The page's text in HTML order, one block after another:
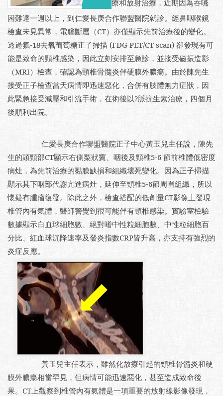
療和放射治療，近期因為吞嚥
困難達一週以上，到仁愛長庚合作聯盟醫院就診。經鼻咽喉鏡
檢查未見異常，電腦斷層（CT）亦僅顯示先前治療後的變化。
透過氟-18去氧葡萄糖正子掃描 (FDG PET/CT scan) 卻發現有可
能是致命的頸椎感染，因此立刻安排至急診 ， 並接受磁振造影
（MRI）檢查，確認為頸椎骨髓炎伴硬膜外膿瘍。由於陳先生
接受正子檢查當天病情即迅速惡化，合併有肢體無力症狀，因
此緊急接受減壓和引流手術，在術後以?脈抗生素治療，四個月
後順利出院。
仁愛長庚合作聯盟醫院正子中心黃玉兒主任說，陳先
生的頭頸部CT顯示右側梨狀竇、咽後及頸椎5-6 節前椎體低密度
病灶，為先前治療的黏膜缺損和組織壞死變化。因為正子掃描
顯示其下咽部代謝亢進病灶，延伸至頸椎5-6節周圍組織，所以
懷疑有腫瘤復發。除此之外，檢查搭配的低劑量CT影像上發現
椎管內有氣體，醫師警覺到很可能伴有頸椎感染。實驗室檢驗
數據顯示白血球細胞數、絕對嗜中性粒細胞數、中性粒細胞百
分比、紅血球沉降速率及發炎指數CRP皆升高，亦支持有強烈的
炎症反應。
黃玉兒主任表示，雖然化放療引起的頸椎骨髓炎和硬
膜外膿瘍相當罕見，但病情可能迅速惡化，甚至造成致命後
果。CT上觀察到椎管內有氣體是一項重要的放射線影像發現，